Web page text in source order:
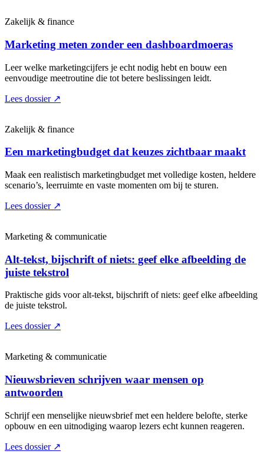
Zakelijk & finance
Marketing meten zonder een dashboardmoeras
Leer welke marketingcijfers je echt nodig hebt en bouw een
eenvoudige meetroutine die tot betere beslissingen leidt.
Lees dossier ↗
Zakelijk & finance
Een marketingbudget dat keuzes zichtbaar maakt
Maak een realistisch marketingbudget met volledige kosten, heldere
scenario’s, leerruimte en vaste momenten om bij te sturen.
Lees dossier ↗
Marketing & communicatie
Alt-tekst, bijschrift of niets: geef elke afbeelding de
juiste tekstrol
Praktische gids voor alt-tekst, bijschrift of niets: geef elke afbeelding
de juiste tekstrol.
Lees dossier ↗
Marketing & communicatie
Nieuwsbrieven schrijven waar mensen op
antwoorden
Schrijf een menselijke nieuwsbrief met een heldere belofte, sterke
opbouw en een uitnodiging waarop lezers echt kunnen reageren.
Lees dossier ↗